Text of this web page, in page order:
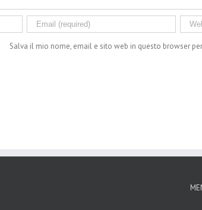
Salva il mio nome, email e sito web in questo browser